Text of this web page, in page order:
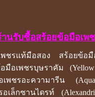
านรับซื้อสร้อยข้อมือเพ
พชรแท้มือสอง สร้อยข้อ
อเพชรบุษราคัม
เพชรอะความารีน
อเล็กซานไดรท์